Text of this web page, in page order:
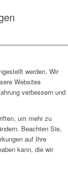
werden. Wir
Websites
verbessern und
um mehr zu
Beachten Sie,
auf Ihre
kann, die wir